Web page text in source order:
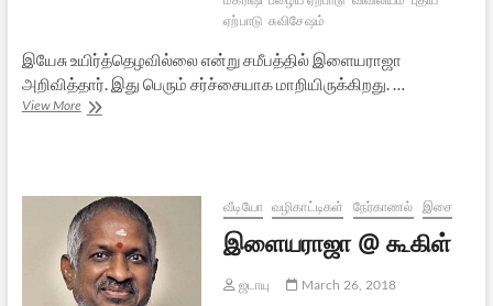
ஏற்பாடு சுவிசேஷம்
இயேசு உயிர்த்தெழவில்லை என்று சமீபத்தில் இளையராஜா
அறிவித்தார். இது பெரும் சர்ச்சையாக மாறியிருக்கிறது. …
View Moreஇயேசு
வீடியோ வழிகாட்டிகள் நேர்காணல் இசை
இளையராஜா @ கூகிள்
ஜடாயு
March 26, 2018